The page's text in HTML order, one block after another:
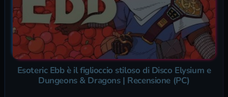
Esoteric Ebb è il figlioccio stiloso di Disco Elysium e
Dungeons & Dragons | Recensione (PC)